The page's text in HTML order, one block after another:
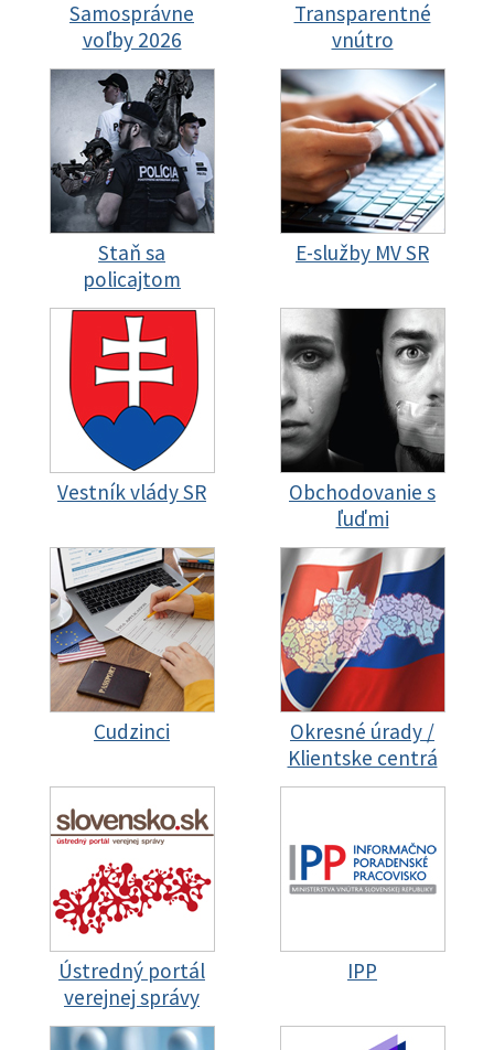
Samosprávne
voľby 2026
Transparentné
vnútro
Staň sa
policajtom
E-služby MV SR
Vestník vlády SR
Obchodovanie s
ľuďmi
Cudzinci
Okresné úrady /
Klientske centrá
Ústredný portál
verejnej správy
IPP